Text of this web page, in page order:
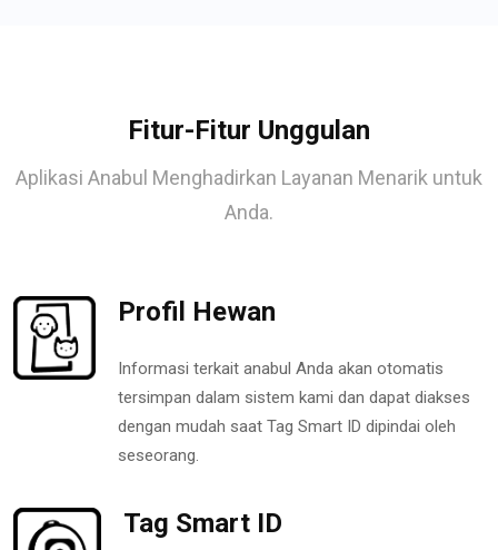
Fitur-Fitur Unggulan
Aplikasi Anabul Menghadirkan Layanan Menarik untuk
Anda.
Profil Hewan
Informasi terkait anabul Anda akan otomatis
tersimpan dalam sistem kami dan dapat diakses
dengan mudah saat Tag Smart ID dipindai oleh
seseorang.
Tag Smart ID